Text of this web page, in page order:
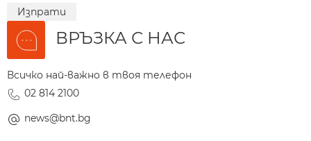
Изпрати
ВРЪЗКА С НАС
Всичко най-важно в твоя телефон
02 814 2100
news@bnt.bg